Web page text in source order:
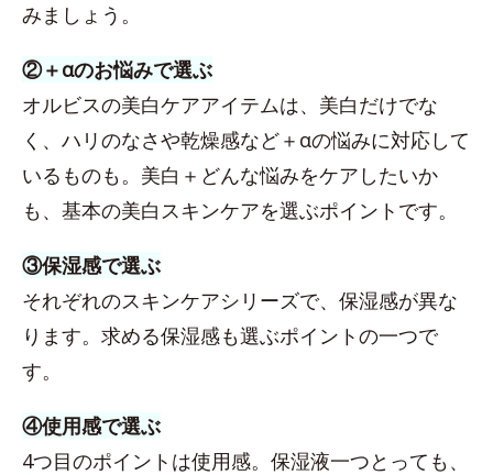
みましょう。
②＋αのお悩みで選ぶ
オルビスの美白ケアアイテムは、美白だけでな
く、ハリのなさや乾燥感など＋αの悩みに対応して
いるものも。美白＋どんな悩みをケアしたいか
も、基本の美白スキンケアを選ぶポイントです。
③保湿感で選ぶ
それぞれのスキンケアシリーズで、保湿感が異な
ります。求める保湿感も選ぶポイントの一つで
す。
④使用感で選ぶ
4つ目のポイントは使用感。保湿液一つとっても、